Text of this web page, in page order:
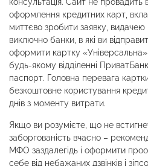
консультація. Сайт не провадить
оформлення кредитних карт,
миттєво зробити заявку, видачею
виключно банки, в які ви
оформити картку
будь-якому відділенні
паспорт. Головна перевага
безкоштовне користування
днів з моменту витрати.
Якщо ви розумієте, що не
заборгованість вчасно –
МФО заздалегідь і оформити
себе від небажаних дзвінків і